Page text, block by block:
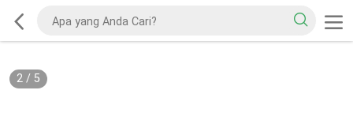
2/ 5